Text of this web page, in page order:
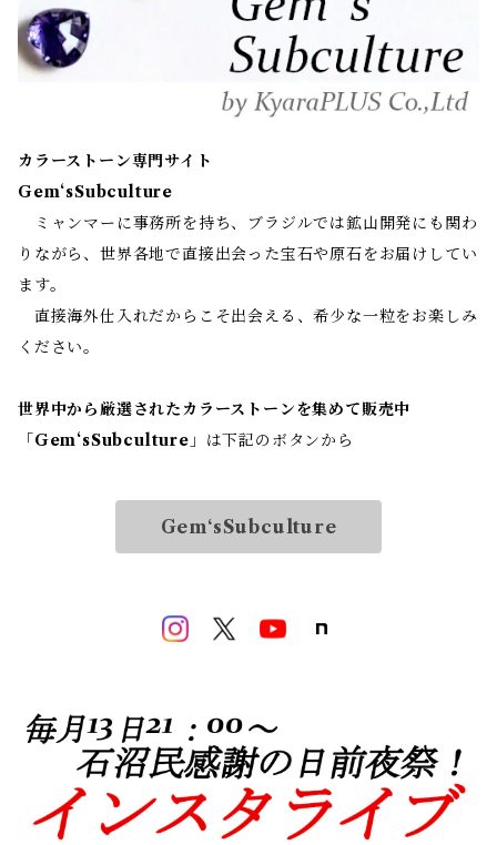
カラーストーン専門サイト
Gem‘sSubculture
ミャンマーに事務所を持ち、ブラジルでは鉱山開発にも関わ
りながら、世界各地で直接出会った宝石や原石をお届けしてい
ます。
直接海外仕入れだからこそ出会える、希少な一粒をお楽しみ
ください。
世界中から厳選されたカラーストーンを集めて販売中
「 Gem‘sSubculture 」は下記のボタンから
Gem‘sSubculture